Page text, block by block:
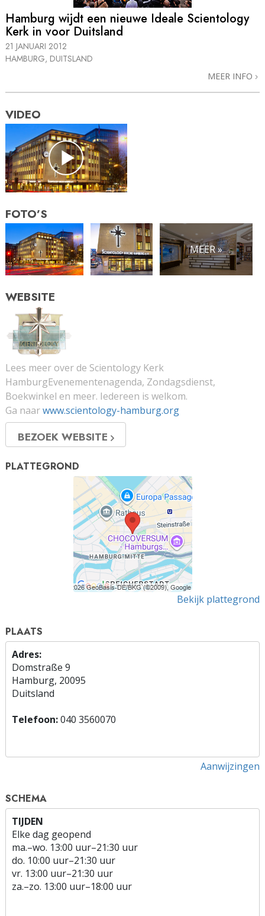
Hamburg wijdt een nieuwe Ideale Scientology
Kerk in voor Duitsland
21 JANUARI 2012
HAMBURG, DUITSLAND
MEER INFO
VIDEO
FOTO’S
MEER »
WEBSITE
Lees meer over de Scientology Kerk
HamburgEvenementenagenda, Zondagsdienst,
Boekwinkel en meer. Iedereen is welkom.
Ga naarwww.scientology-hamburg.org
BEZOEK WEBSITE
PLATTEGROND
Bekijk plattegrond
PLAATS
Adres:
Domstraße 9
Hamburg, 20095
Duitsland
Telefoon:040 3560070
Aanwijzingen
SCHEMA
TIJDEN
Elke dag geopend
ma.–wo. 13:00 uur–21:30 uur
do. 10:00 uur–21:30 uur
vr. 13:00 uur–21:30 uur
za.–zo. 13:00 uur–18:00 uur